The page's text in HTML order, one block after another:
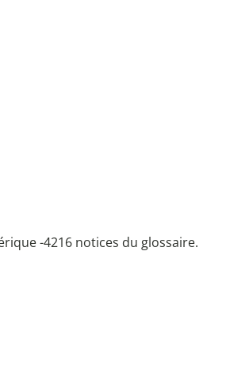
-4216 notices du glossaire.